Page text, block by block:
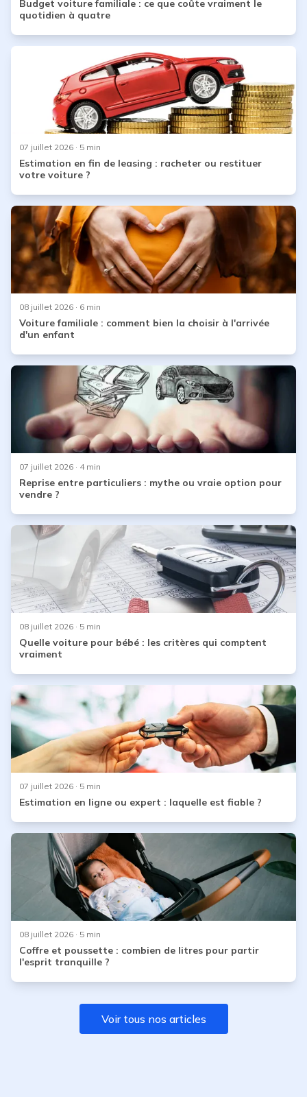
Budget voiture familiale : ce que coûte vraiment le
quotidien à quatre
07 juillet 2026 · 5 min
Estimation en fin de leasing : racheter ou restituer
votre voiture ?
08 juillet 2026 · 6 min
Voiture familiale : comment bien la choisir à l'arrivée
d'un enfant
07 juillet 2026 · 4 min
Reprise entre particuliers : mythe ou vraie option pour
vendre ?
08 juillet 2026 · 5 min
Quelle voiture pour bébé : les critères qui comptent
vraiment
07 juillet 2026 · 5 min
Estimation en ligne ou expert : laquelle est fiable ?
08 juillet 2026 · 5 min
Coffre et poussette : combien de litres pour partir
l'esprit tranquille ?
Voir tous nos articles